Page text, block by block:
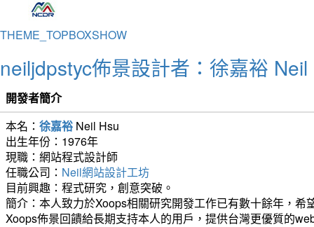
THEME_TOPBOXSHOW
neiljdpstyc佈景設計者：徐嘉裕
開發者簡介
本名： 徐嘉裕 Neil Hsu
出生年份：1976年
現職：網站程式設計師
任職公司： Neil網站設計工坊
目前興趣：程式研究，創意突破。
簡介：本人致力於Xoops相關研究開發工作已有數十餘年，
Xoops佈景回饋給長期支持本人的用戶，提供台灣更優質的